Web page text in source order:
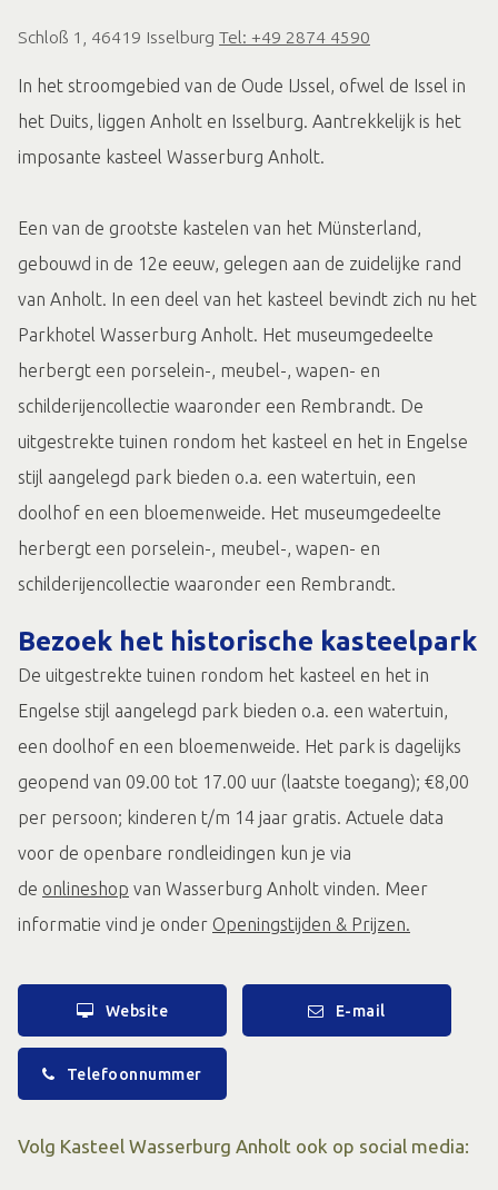
Schloß 1, 46419 Isselburg Tel: +49 2874 4590
In het stroomgebied van de Oude IJssel, ofwel de Issel in
het Duits, liggen Anholt en Isselburg. Aantrekkelijk is het
imposante kasteel Wasserburg Anholt.
Een van de grootste kastelen van het Münsterland,
gebouwd in de 12e eeuw, gelegen aan de zuidelijke rand
van Anholt. In een deel van het kasteel bevindt zich nu het
Parkhotel Wasserburg Anholt. Het museumgedeelte
herbergt een porselein-, meubel-, wapen- en
schilderijencollectie waaronder een Rembrandt. De
uitgestrekte tuinen rondom het kasteel en het in Engelse
stijl aangelegd park bieden o.a. een watertuin, een
doolhof en een bloemenweide. Het museumgedeelte
herbergt een porselein-, meubel-, wapen- en
schilderijencollectie waaronder een Rembrandt.
Bezoek het historische kasteelpark
De uitgestrekte tuinen rondom het kasteel en het in
Engelse stijl aangelegd park bieden o.a. een watertuin,
een doolhof en een bloemenweide. Het park is dagelijks
geopend van 09.00 tot 17.00 uur (laatste toegang); €8,00
per persoon; kinderen t/m 14 jaar gratis. Actuele data
voor de openbare rondleidingen kun je via
de onlineshop van Wasserburg Anholt vinden. Meer
informatie vind je onder Openingstijden & Prijzen.
Website E-mail
Telefoonnummer
Volg Kasteel Wasserburg Anholt ook op social media: